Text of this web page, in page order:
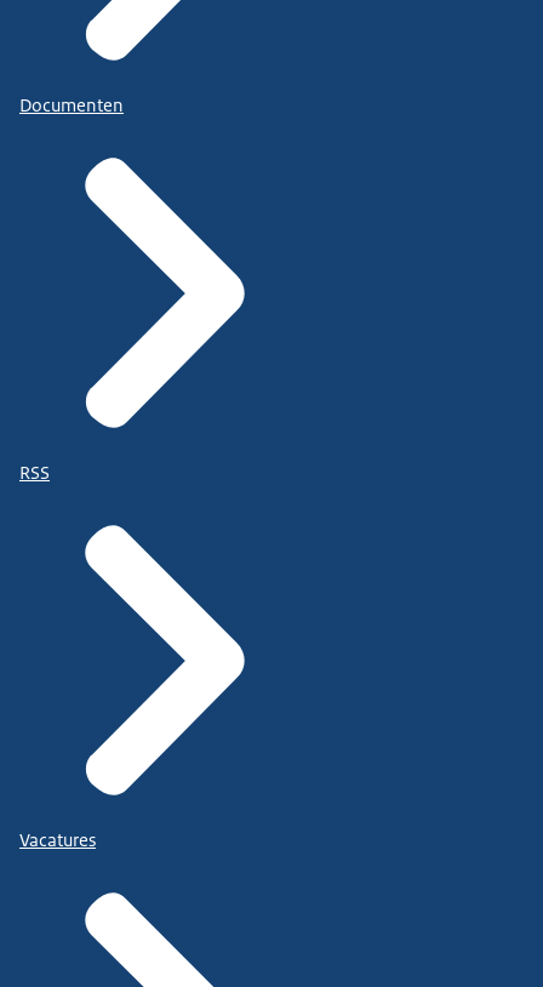
Documenten
RSS
Vacatures